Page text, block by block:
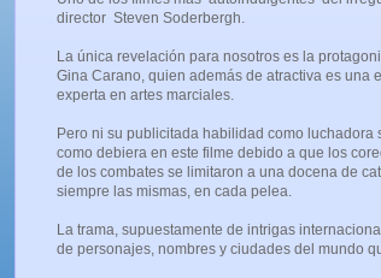
director Steven Soderbergh.
La única revelación para nosotros es la
Gina Carano, quien además de atractiva es una
experta en artes marciales.
Pero ni su publicitada habilidad como luchadora
como debiera en este filme debido a que los
de los combates se limitaron a una docena de
siempre las mismas, en cada pelea.
La trama, supuestamente de intrigas
de personajes, nombres y ciudades del mundo